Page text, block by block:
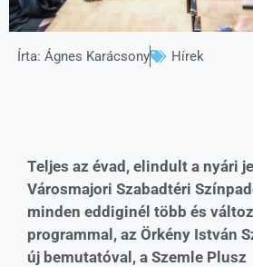
Írta: Ágnes Karácsony Hírek
Teljes az évad, elindult a nyári
Városmajori Szabadtéri
minden eddiginél több és
programmal, az Örkény István
új bemutatóval, a Szemle Plusz